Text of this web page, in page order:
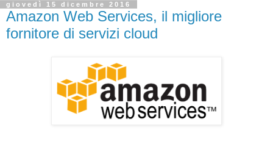
giovedì 15 dicembre 2016
Amazon Web Services, il migliore
fornitore di servizi cloud